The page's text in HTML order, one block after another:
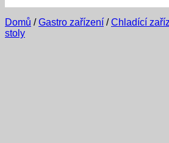
Domů / Gastro zařízení / Chladící
stoly